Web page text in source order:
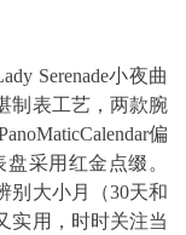
Serenade小夜曲
制表工艺，两款腕
偏
采用红金点缀。
别大小月（30天和
实用，时时关注当